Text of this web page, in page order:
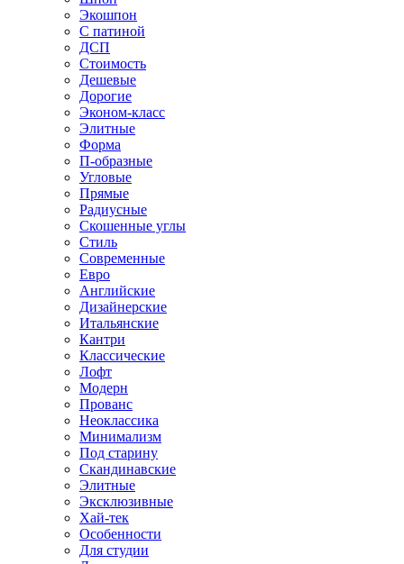
Экошпон
С патиной
ДСП
Стоимость
Дешевые
Дорогие
Эконом-класс
Элитные
Форма
П-образные
Угловые
Прямые
Радиусные
Скошенные углы
Стиль
Современные
Евро
Английские
Дизайнерские
Итальянские
Кантри
Классические
Лофт
Модерн
Прованс
Неоклассика
Минимализм
Под старину
Скандинавские
Элитные
Эксклюзивные
Хай-тек
Особенности
Для студии